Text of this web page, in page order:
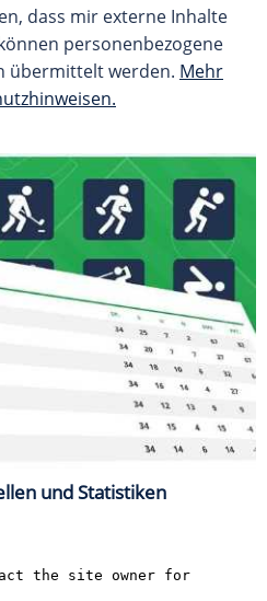
dass mir externe Inhalte
personenbezogene
übermittelt werden. Mehr
und Statistiken